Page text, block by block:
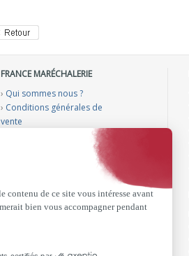
FRANCE MARÉCHALERIE
› Qui sommes nous ?
› Conditions générales de
vente
›Sélection aménagement
véhicule